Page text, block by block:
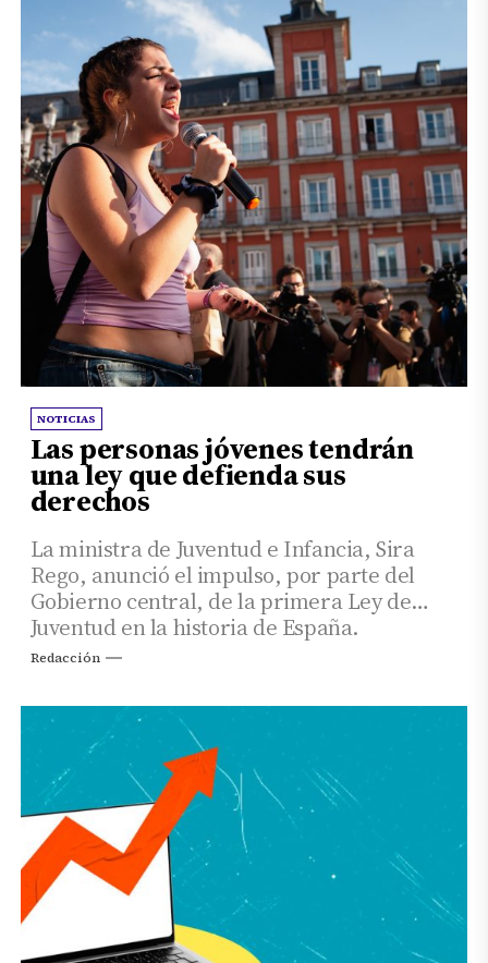
NOTICIAS
Las personas jóvenes tendrán
una ley que defienda sus
derechos
La ministra de Juventud e Infancia, Sira
Rego, anunció el impulso, por parte del
Gobierno central, de la primera Ley de
Juventud en la historia de España.
Redacción